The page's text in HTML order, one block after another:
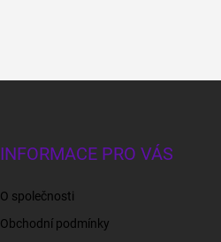
INFORMACE PRO VÁS
O společnosti
Obchodní podmínky